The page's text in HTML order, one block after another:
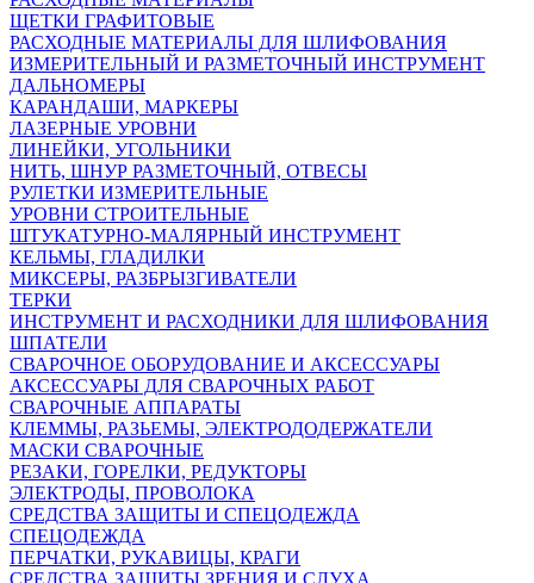
ЩЕТКИ ГРАФИТОВЫЕ
РАСХОДНЫЕ МАТЕРИАЛЫ ДЛЯ ШЛИФОВАНИЯ
ИЗМЕРИТЕЛЬНЫЙ И РАЗМЕТОЧНЫЙ ИНСТРУМЕНТ
ДАЛЬНОМЕРЫ
КАРАНДАШИ, МАРКЕРЫ
ЛАЗЕРНЫЕ УРОВНИ
ЛИНЕЙКИ, УГОЛЬНИКИ
НИТЬ, ШНУР РАЗМЕТОЧНЫЙ, ОТВЕСЫ
РУЛЕТКИ ИЗМЕРИТЕЛЬНЫЕ
УРОВНИ СТРОИТЕЛЬНЫЕ
ШТУКАТУРНО-МАЛЯРНЫЙ ИНСТРУМЕНТ
КЕЛЬМЫ, ГЛАДИЛКИ
МИКСЕРЫ, РАЗБРЫЗГИВАТЕЛИ
ТЕРКИ
ИНСТРУМЕНТ И РАСХОДНИКИ ДЛЯ ШЛИФОВАНИЯ
ШПАТЕЛИ
СВАРОЧНОЕ ОБОРУДОВАНИЕ И АКСЕССУАРЫ
АКСЕССУАРЫ ДЛЯ СВАРОЧНЫХ РАБОТ
СВАРОЧНЫЕ АППАРАТЫ
КЛЕММЫ, РАЗЬЕМЫ, ЭЛЕКТРОДОДЕРЖАТЕЛИ
МАСКИ СВАРОЧНЫЕ
РЕЗАКИ, ГОРЕЛКИ, РЕДУКТОРЫ
ЭЛЕКТРОДЫ, ПРОВОЛОКА
СРЕДСТВА ЗАЩИТЫ И СПЕЦОДЕЖДА
СПЕЦОДЕЖДА
ПЕРЧАТКИ, РУКАВИЦЫ, КРАГИ
СРЕДСТВА ЗАЩИТЫ ЗРЕНИЯ И СЛУХА